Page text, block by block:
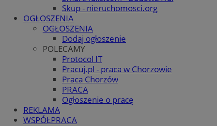
Skup - nieruchomosci.org
OGŁOSZENIA
OGŁOSZENIA
Dodaj ogłoszenie
POLECAMY
Protocol IT
Pracuj.pl - praca w Chorzowie
Praca Chorzów
PRACA
Ogłoszenie o pracę
REKLAMA
WSPÓŁPRACA